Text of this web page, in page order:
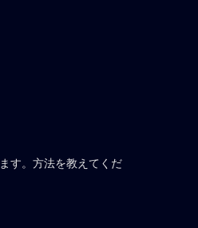
す。方法を教えてくだ